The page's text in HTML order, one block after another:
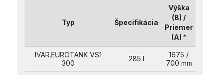
Typ Špecifikácia
Výška
(B) /
Priemer
(A) *
IVAR.EUROTANK VS1
300
285 l
1675 /
700 mm